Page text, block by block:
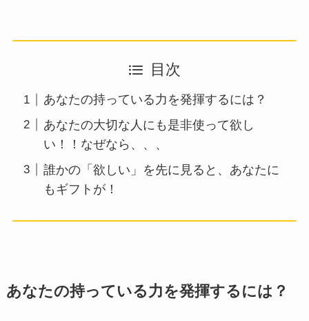
目次
あなたの持っている力を発揮するには？
あなたの大切な人にも是非使って欲し
い！！なぜなら、、、
誰かの「欲しい」を先に見ると、あなたに
もギフトが！
あなたの持っている力を発揮するには？